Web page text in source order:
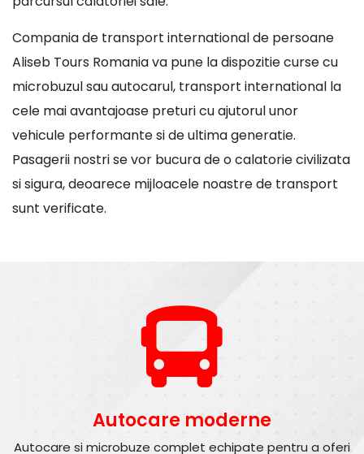
Compania de transport international de persoane
Aliseb Tours Romania va pune la dispozitie curse cu
microbuzul sau autocarul, transport international la
cele mai avantajoase preturi cu ajutorul unor
vehicule performante si de ultima generatie.
Pasagerii nostri se vor bucura de o calatorie civilizata
si sigura, deoarece mijloacele noastre de transport
sunt verificate.
Autocare moderne
Autocare si microbuze complet echipate pentru a oferi